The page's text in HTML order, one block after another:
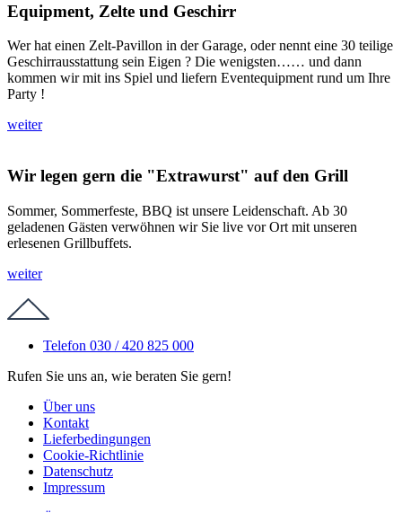
Equipment, Zelte und Geschirr
Wer hat einen Zelt-Pavillon in der Garage, oder nennt eine 30 teilige
Geschirrausstattung sein Eigen ? Die wenigsten…… und dann
kommen wir mit ins Spiel und liefern Eventequipment rund um Ihre
Party !
weiter
Wir legen gern die "Extrawurst" auf den Grill
Sommer, Sommerfeste, BBQ ist unsere Leidenschaft. Ab 30
geladenen Gästen verwöhnen wir Sie live vor Ort mit unseren
erlesenen Grillbuffets.
weiter
Telefon 030 / 420 825 000
Rufen Sie uns an, wie beraten Sie gern!
Über uns
Kontakt
Lieferbedingungen
Cookie-Richtlinie
Datenschutz
Impressum